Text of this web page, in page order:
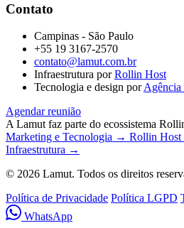
Contato
Campinas - São Paulo
+55 19 3167-2570
contato@lamut.com.br
Infraestrutura porRollin Host
Tecnologia e design por
Agendar reunião
A Lamut faz parte do ecossistema
Marketing e Tecnologia → Rollin Host
Infraestrutura →
© 2026 Lamut. Todos os direitos
Política de Privacidade Política LGPD
WhatsApp